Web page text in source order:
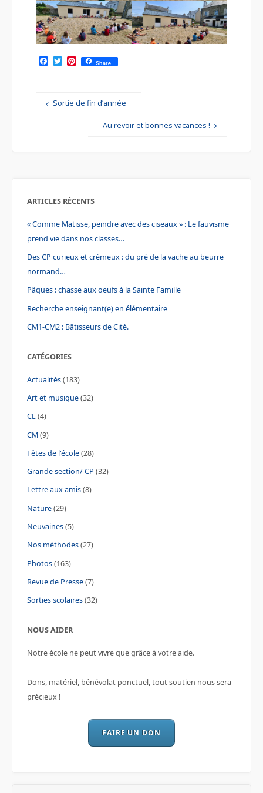
F
b
o
T
t
e
P
e
r
Share
Sortie de fin d’année
Au revoir et bonnes vacances !
ARTICLES RÉCENTS
« Comme Matisse, peindre avec des ciseaux » : Le fauvisme
prend vie dans nos classes…
Des CP curieux et crémeux : du pré de la vache au beurre
normand…
Pâques : chasse aux oeufs à la Sainte Famille
Recherche enseignant(e) en élémentaire
CM1-CM2 : Bâtisseurs de Cité.
CATÉGORIES
Actualités(183)
Art et musique(32)
CE(4)
CM(9)
Fêtes de l'école(28)
Grande section/ CP (32)
Lettre aux amis(8)
Nature(29)
Neuvaines(5)
Nos méthodes(27)
Photos(163)
Revue de Presse(7)
Sorties scolaires(32)
NOUS AIDER
Notre école ne peut vivre que grâce à votre aide.
Dons, matériel, bénévolat ponctuel, tout soutien nous sera
précieux !
FAIRE UN DON